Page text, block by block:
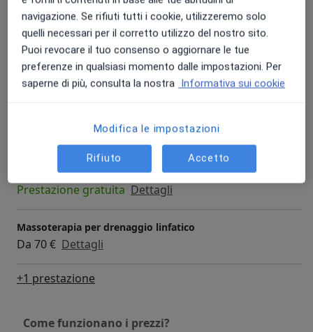
Quello che voglio dirti è che amo fare il mio lavoro.
Perché te lo sto dicendo?
Perché credo che sia importante affidarsi a chi ha
passione per ciò che fa.
pazienti liberi, non più condizionati dai loro dolori
grazie ai miei trattamenti.
Prima visita osteopatica
Da 70 € Dettagli
Visita osteopatica
Da 70 € Dettagli
Dettagli
Consulenza online
Prestazione gratuita Dettagli
Massoterapia per drenaggio linfatico
Da 70 € Dettagli
+1 prestazione
Come funzionano i prezzi?
navigazione. Se rifiuti tutti i cookie, utilizzeremo solo
quelli necessari per il corretto utilizzo del nostro sito.
Puoi revocare il tuo consenso o aggiornare le tue
preferenze in qualsiasi momento dalle impostazioni. Per
saperne di più, consulta la nostra Informativa sui cookie
Modifica le impostazioni
Rifiuto Accetto